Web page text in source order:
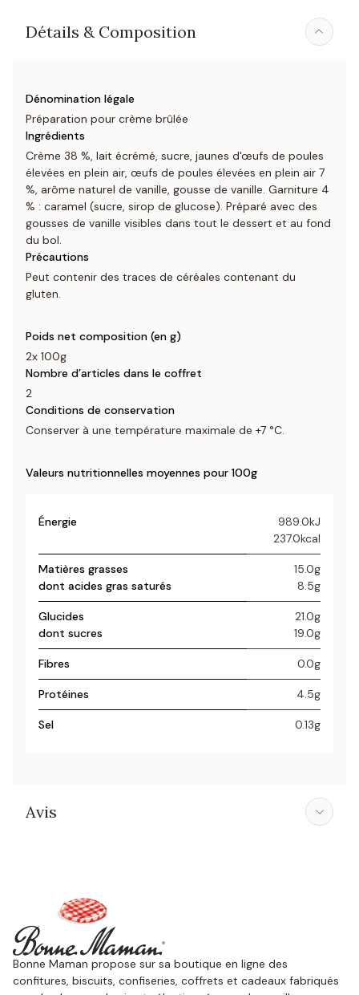
Détails & Composition
Dénomination légale
Préparation pour crème brûlée
Ingrédients
Crème 38 %, lait écrémé, sucre, jaunes d'œufs de poules
élevées en plein air, œufs de poules élevées en plein air 7
%, arôme naturel de vanille, gousse de vanille. Garniture 4
% : caramel (sucre, sirop de glucose). Préparé avec des
gousses de vanille visibles dans tout le dessert et au fond
du bol.
Précautions
Peut contenir des traces de céréales contenant du
gluten.
Poids net composition (en g)
2x 100g
Nombre d’articles dans le coffret
2
Conditions de conservation
Conserver à une température maximale de +7 °C.
Valeurs nutritionnelles moyennes pour 100g
Énergie
989.0kJ
237.0kcal
Matières grasses
15.0g
dont acides gras saturés
8.5g
Glucides
21.0g
dont sucres
19.0g
Fibres 0.0g
Protéines 4.5g
Sel 0.13g
Avis
Bonne Maman propose sur sa boutique en ligne des
confitures, biscuits, confiseries, coffrets et cadeaux fabriqués